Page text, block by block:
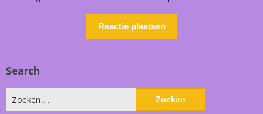
Search
Zoeken
naar: